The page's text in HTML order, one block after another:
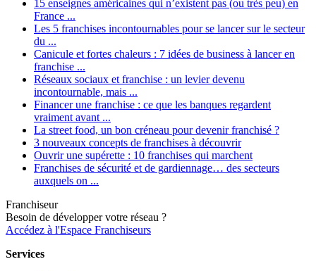
15 enseignes américaines qui n’existent pas (ou très peu) en
France ...
Les 5 franchises incontournables pour se lancer sur le secteur
du ...
Canicule et fortes chaleurs : 7 idées de business à lancer en
franchise ...
Réseaux sociaux et franchise : un levier devenu
incontournable, mais ...
Financer une franchise : ce que les banques regardent
vraiment avant ...
La street food, un bon créneau pour devenir franchisé ?
3 nouveaux concepts de franchises à découvrir
Ouvrir une supérette : 10 franchises qui marchent
Franchises de sécurité et de gardiennage… des secteurs
auxquels on ...
Franchiseur
Besoin de développer votre réseau ?
Accédez à l'Espace Franchiseurs
Services